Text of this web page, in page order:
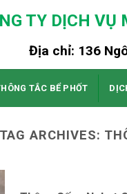
TY DỊCH VỤ
Địa chỉ: 136
TẮC BỂ PHỐT
TAG ARCHIVES: